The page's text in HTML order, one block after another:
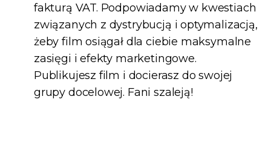
fakturą VAT. Podpowiadamy w kwestiach
związanych z dystrybucją i optymalizacją,
żeby film osiągał dla ciebie maksymalne
zasięgi i efekty marketingowe.
Publikujesz film i docierasz do swojej
grupy docelowej. Fani szaleją!